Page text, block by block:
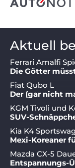
Aktuell
Ferrari Amalfi
Die Götter
Fiat Qubo L
Der (gar nicht
KGM Tivoli und
SUV-
Kia K4
Mexi-Koreaner
Mazda CX-5
Entspannungs-